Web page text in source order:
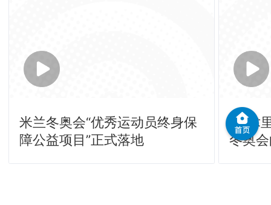
米兰冬奥会“优秀运动员终身保
障公益项目”正式落地
[艺术
冬奥